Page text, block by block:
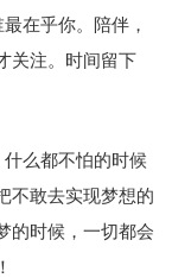
在乎你。陪伴，
关注。时间留下
么都不怕的时候
不敢去实现梦想的
的时候，一切都会